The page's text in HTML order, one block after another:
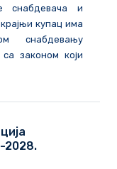
снабдевача и
купац има
снабдевању
законом који
2028.